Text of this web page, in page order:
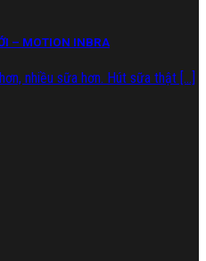
– MOTION INBRA
nhiều sữa hơn. Hút sữa thật [...]